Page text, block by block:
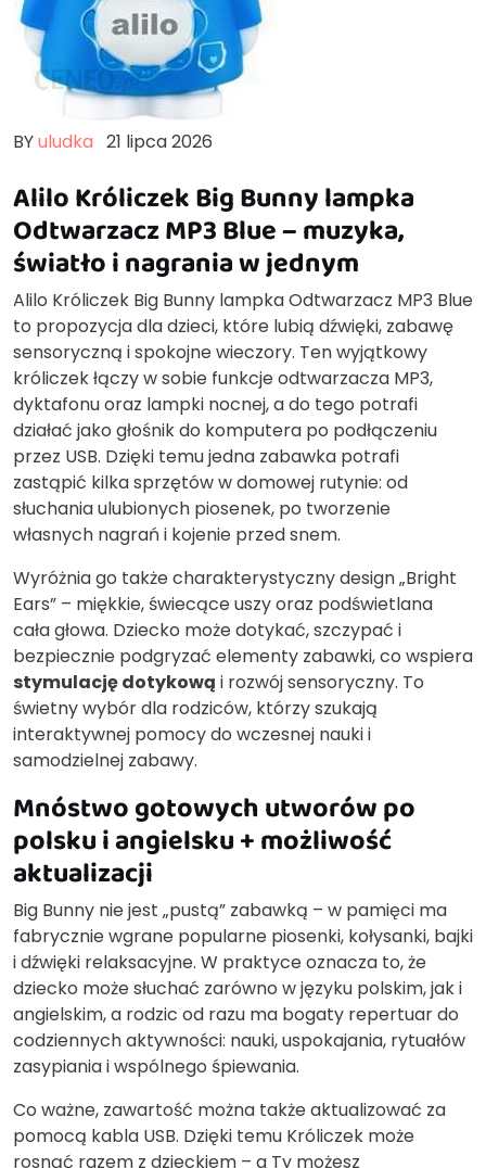
BYuludka 21 lipca 2026
Alilo Króliczek Big Bunny lampka
Odtwarzacz MP3 Blue – muzyka,
światło i nagrania w jednym
Alilo Króliczek Big Bunny lampka Odtwarzacz MP3 Blue
to propozycja dla dzieci, które lubią dźwięki, zabawę
sensoryczną i spokojne wieczory. Ten wyjątkowy
króliczek łączy w sobie funkcje odtwarzacza MP3,
dyktafonu oraz lampki nocnej, a do tego potrafi
działać jako głośnik do komputera po podłączeniu
przez USB. Dzięki temu jedna zabawka potrafi
zastąpić kilka sprzętów w domowej rutynie: od
słuchania ulubionych piosenek, po tworzenie
własnych nagrań i kojenie przed snem.
Wyróżnia go także charakterystyczny design „Bright
Ears” – miękkie, świecące uszy oraz podświetlana
cała głowa. Dziecko może dotykać, szczypać i
bezpiecznie podgryzać elementy zabawki, co wspiera
stymulację dotykową i rozwój sensoryczny. To
świetny wybór dla rodziców, którzy szukają
interaktywnej pomocy do wczesnej nauki i
samodzielnej zabawy.
Mnóstwo gotowych utworów po
polsku i angielsku + możliwość
aktualizacji
Big Bunny nie jest „pustą” zabawką – w pamięci ma
fabrycznie wgrane popularne piosenki, kołysanki, bajki
i dźwięki relaksacyjne. W praktyce oznacza to, że
dziecko może słuchać zarówno w języku polskim, jak i
angielskim, a rodzic od razu ma bogaty repertuar do
codziennych aktywności: nauki, uspokajania, rytuałów
zasypiania i wspólnego śpiewania.
Co ważne, zawartość można także aktualizować za
pomocą kabla USB. Dzięki temu Króliczek może
rosnąć razem z dzieckiem – a Ty możesz